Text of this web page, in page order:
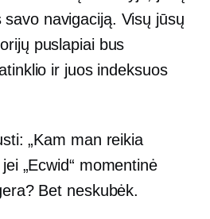
navigaciją. Visų jūsų
puslapiai bus
ir juos indeksuos
„Kam man reikia
„Ecwid“ momentinė
Bet neskubėk.